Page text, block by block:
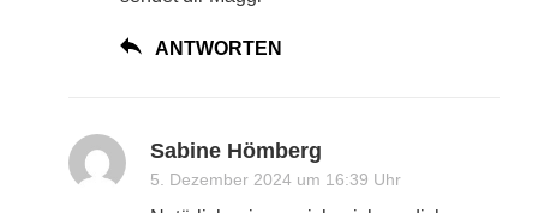
ANTWORTEN
Sabine Hömberg
5. Dezember 2024 um 16:39 Uhr